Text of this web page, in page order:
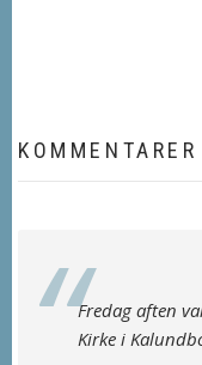
KOMMENTARER
Fredag aften
Kirke i